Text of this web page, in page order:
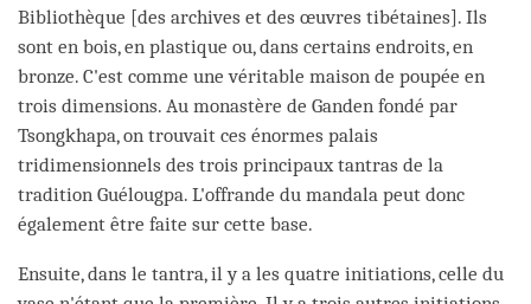
Bibliothèque [des archives et des œuvres tibétaines]. Ils
sont en bois, en plastique ou, dans certains endroits, en
bronze. C'est comme une véritable maison de poupée en
trois dimensions. Au monastère de Ganden fondé par
Tsongkhapa, on trouvait ces énormes palais
tridimensionnels des trois principaux tantras de la
tradition Guélougpa. L'offrande du mandala peut donc
également être faite sur cette base.
Ensuite, dans le tantra, il y a les quatre initiations, celle du